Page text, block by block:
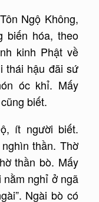
Ngộ Không,
biến hóa, theo
kinh Phật về
thái hậu đãi sứ
óc khỉ. Mấy
biết.
ít người biết.
thần. Thờ
thần bò. Mấy
nằm nghỉ ở ngã
Ngài bò có